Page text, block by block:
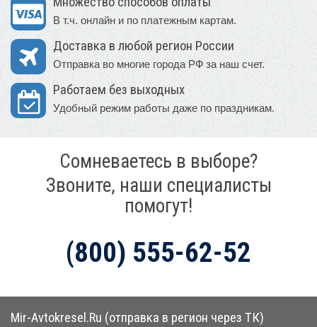
В т.ч. онлайн и по платежным картам.
Доставка в любой регион России
Отправка во многие города РФ за наш счет.
Работаем без выходных
Удобный режим работы даже по праздникам.
Сомневаетесь в выборе?
Звоните, наши специалисты
помогут!
(800) 555-62-52
Mir-Avtokresel.Ru (отправка в регион через ТК)